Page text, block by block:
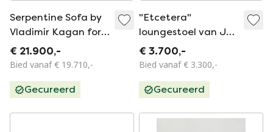
Serpentine Sofa by
Vladimir Kagan for
Directional, United
States, 1980s
€ 21.900,-
Bied vanaf € 19.710,-
Gecureerd
"Etcetera"
loungestoel van Jan
Ekselius, jaren 70
€ 3.700,-
Bied vanaf € 3.300,-
Gecureerd